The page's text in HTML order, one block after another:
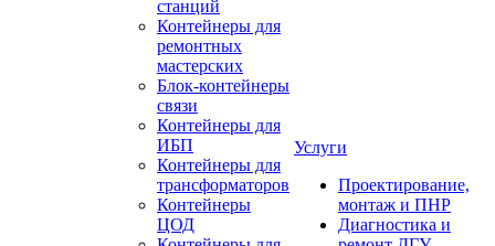
станций
Контейнеры для
ремонтных
мастерских
Блок-контейнеры
связи
Контейнеры для
ИБП
Контейнеры для
трансформаторов
Контейнеры
ЦОД
Услуги
Проектирование,
монтаж и ПНР
Диагностика и